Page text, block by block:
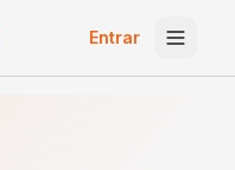
Entrar